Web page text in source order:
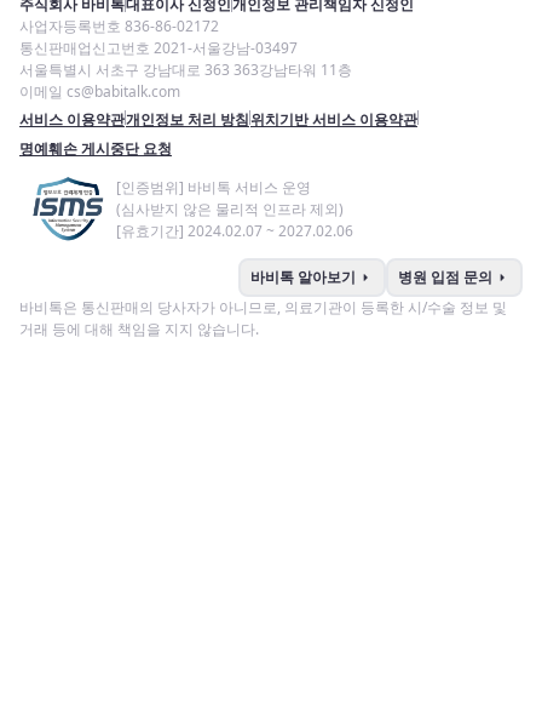
주식회사 바비톡대표이사 신정인개인정보 관리책임자 신정인
사업자등록번호 836-86-02172
통신판매업신고번호 2021-서울강남-03497
서울특별시 서초구 강남대로 363 363강남타워 11층
이메일 cs@babitalk.com
서비스 이용약관개인정보 처리 방침위치기반 서비스 이용약관
명예훼손 게시중단 요청
[인증범위] 바비톡 서비스 운영
(심사받지 않은 물리적 인프라 제외)
[유효기간] 2024.02.07 ~ 2027.02.06
바비톡 알아보기 arrow_right 병원 입점 문의 arrow_right
바비톡은 통신판매의 당사자가 아니므로, 의료기관이 등록한 시/수술 정보 및
거래 등에 대해 책임을 지지 않습니다.